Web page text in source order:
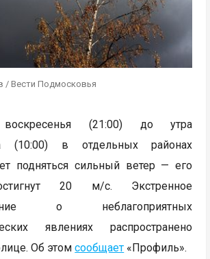
/ Вести Подмосковья
(21:00) до утра
(10:00) в отдельных районах
подняться сильный ветер — его
20 м/с. Экстренное
о неблагоприятных
явлениях распространено
Об этомсообщает «Профиль».